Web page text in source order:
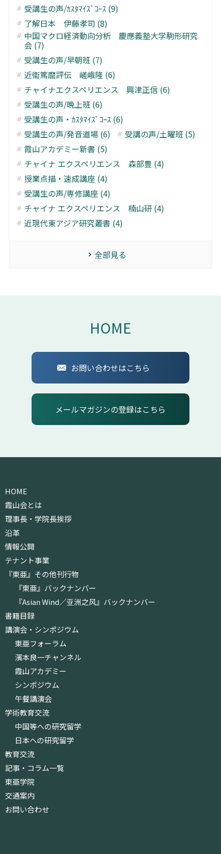
受講生の声/ｶｽﾀﾏｲｽﾞｺｰｽ (9)
了解日本 伊藤孝司 (8)
中国マクロ経済動向分析 慶應義塾大学駒形研究
会 (7)
受講生の声/早朝班 (7)
近衞篤麿評伝 嵯峨隆 (6)
チャイナエクスペリエンス 興津正信 (6)
受講生の声/晩上班 (6)
受講生の声・ｶｽﾀﾏｲｽﾞｺｰｽ (6)
受講生の声/発音道場 (6)
受講の声/土曜班 (5)
霞山アカデミー新書 (5)
チャイナ エクスペリエンス 森部豊 (4)
授業点描・速成講座 (4)
受講生の声/専修講座 (4)
チャイナ エクスペリエンス 楠山研 (4)
近現代東アジア研究叢書 (4)
全部見る
HOME
お問い合わせはこちら
メールマガジンの登録はこちら
HOME
霞山会とは
理事長・学院長挨拶
沿革
情報公開
テナント事業
『東亜』その他刊行物
『東亜』バックナンバー
『Asian Wind／亚洲之风』バックナンバー
書籍目録
講演会・シンポジウム
東亜フォーラム
濱本良一チャンネル
霞山アカデミー
シンポジウム
午餐講演会
学術教育交流
中国等への研究留学
日本への研究留学
教育交流
記事・コラム一覧
東亜学院
交通案内
お問い合わせ